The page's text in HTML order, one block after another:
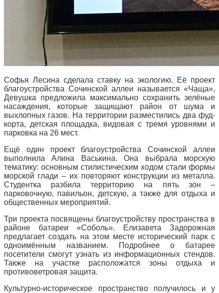
Софья Лесина сделала ставку на экологию. Её проект
благоустройства Сочинской аллеи называется «Чаща».
Девушка предложила максимально сохранить зелёные
насаждения, которые защищают район от шума и
выхлопных газов. На территории разместились два фуд-
корта, детская площадка, видовая с тремя уровнями и
парковка на 26 мест.
Ещё один проект благоустройства Сочинской аллеи
выполнила Алина Васькина. Она выбрала морскую
тематику: основным стилистическим ходом стали формы
морской глади – их повторяют конструкции из металла.
Студентка разбила территорию на пять зон –
парковочную, павильон, детскую, а также для отдыха и
общественных мероприятий.
Три проекта посвящены благоустройству пространства в
районе батареи «Соболь». Елизавета Задорожная
предлагает создать на этом месте исторический парк с
одноимённым названием. Подробнее о батарее
посетители смогут узнать из информационных стендов.
Также на участке расположатся зоны отдыха и
противоветровая защита.
Культурно-историческое пространство получилось и у